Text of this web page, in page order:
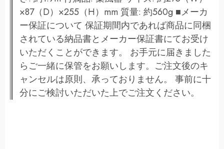
×87（D）×255（H）mm 質量: 約560g ■メーカ
ー保証について 保証期間内であれば商品に同梱
されている納品書とメーカー保証書にてお受け
いただくことができます。 お手元に届きました
らご一緒に保管をお願いします。ご注文後のキ
ャンセルは原則、承っておりません。 事前に十
分にご検討いただいた上でご注文ください。